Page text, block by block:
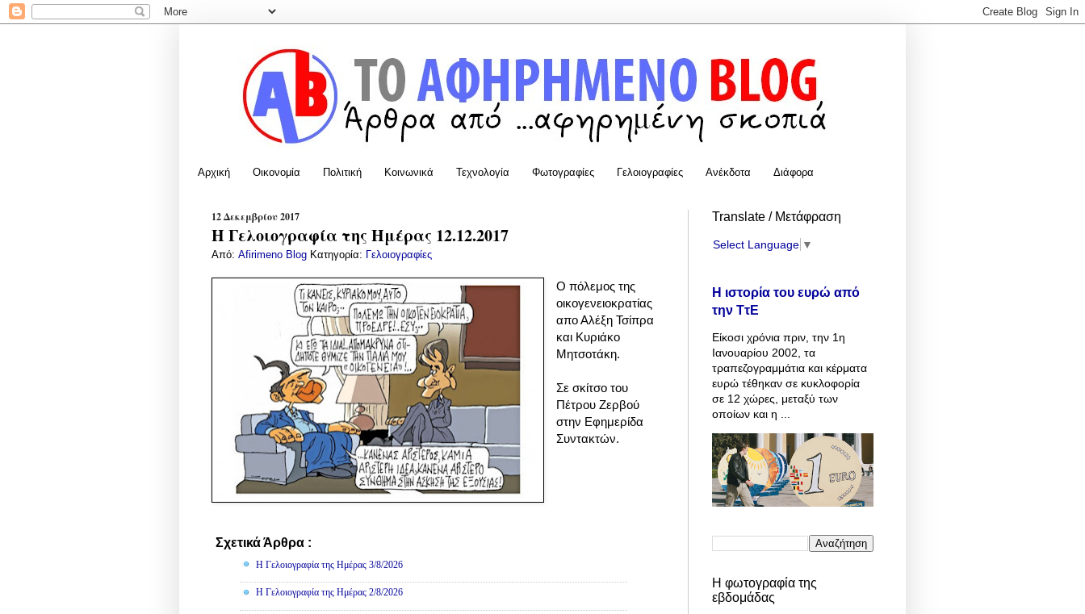
Αρχική Οικονομία Πολιτική Κοινωνικά Τεχνολογία Φωτογραφίες Γελοιογραφίες Ανέκδοτα Διάφορα
12 Δεκεμβρίου 2017
Η Γελοιογραφία της Ημέρας 12.12.2017
Από: Afirimeno Blog Κατηγορία: Γελοιογραφίες
Ο πόλεμος της
οικογενειοκρατίας
απο Αλέξη Τσίπρα
και Κυριάκο
Μητσοτάκη.
Σε σκίτσο του
Πέτρου Ζερβού
στην Εφημερίδα
Συντακτών.
Σχετικά Άρθρα :
Η Γελοιογραφία της Ημέρας 3/8/2026
Η Γελοιογραφία της Ημέρας 2/8/2026
Translate / Μετάφραση
Select Language ▼
Η ιστορία του ευρώ από
την ΤτΕ
Είκοσι χρόνια πριν, την 1η
Ιανουαρίου 2002, τα
τραπεζογραμμάτια και κέρματα
ευρώ τέθηκαν σε κυκλοφορία
σε 12 χώρες, μεταξύ των
οποίων και η ...
Η φωτογραφία της
εβδομάδας